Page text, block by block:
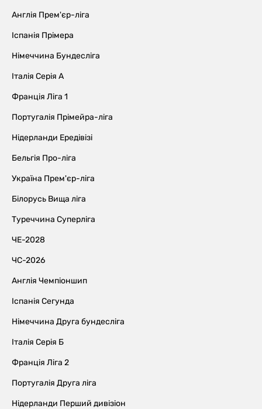
Англія Прем'єр-ліга
Іспанія Прімера
Німеччина Бундесліга
Італія Серія А
Франція Ліга 1
Португалія Прімейра-ліга
Нідерланди Ередівізі
Бельгія Про-ліга
Україна Прем'єр-ліга
Білорусь Вища ліга
Туреччина Суперліга
ЧЕ-2028
ЧС-2026
Англія Чемпіоншип
Іспанія Сегунда
Німеччина Друга бундесліга
Італія Серія Б
Франція Ліга 2
Португалія Друга ліга
Нідерланди Перший дивізіон